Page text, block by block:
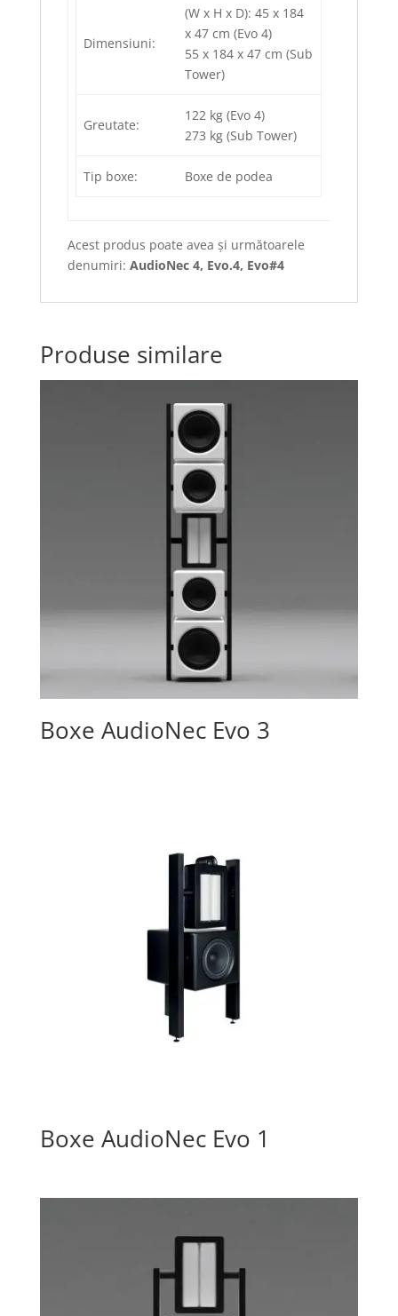
Dimensiuni:
(W x H x D): 45 x 184
x 47 cm (Evo 4)
55 x 184 x 47 cm (Sub
Tower)
Greutate:
122 kg (Evo 4)
273 kg (Sub Tower)
Tip boxe: Boxe de podea
Acest produs poate avea şi următoarele
denumiri: AudioNec 4, Evo.4, Evo#4
Produse similare
Boxe AudioNec Evo 3
Boxe AudioNec Evo 1